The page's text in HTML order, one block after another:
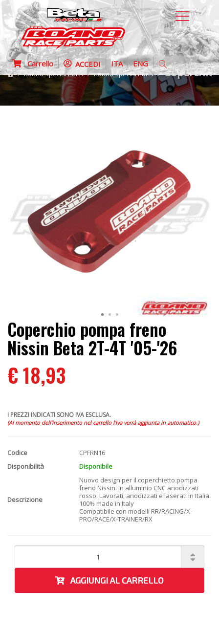
Carrello ACCEDI ITA ENG
Boano Special Parts Boano Special Parts
Coperchio pompa freno
Nissin Beta 2T-4T '05-'26
€ 18,93
I PREZZI INDICATI SONO IVA ESCLUSA.
(Al momento dell'inserimento nel carrello l'iva verrà aggiunta in automatico.)
Codice
CPFRN16
Disponibilità
Disponibile
Descrizione
Nuovo design per il coperchietto pompa
freno Nissin. In alluminio CNC anodizzati
rosso. Lavorati, anodizzati e laserati in Italia.
100% made in Italy
Compatibile con modelli RR/RACING/X-
PRO/RACE/X-TRAINER/RX
AGGIUNGI AL CARRELLO